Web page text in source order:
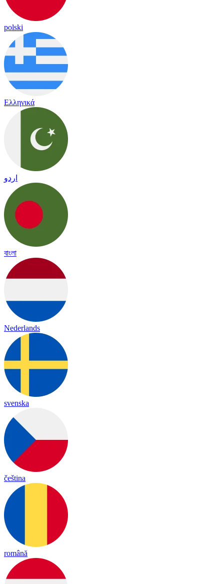
polski
Ελληνικά
اردو
বাংলা
Nederlands
svenska
čeština
română